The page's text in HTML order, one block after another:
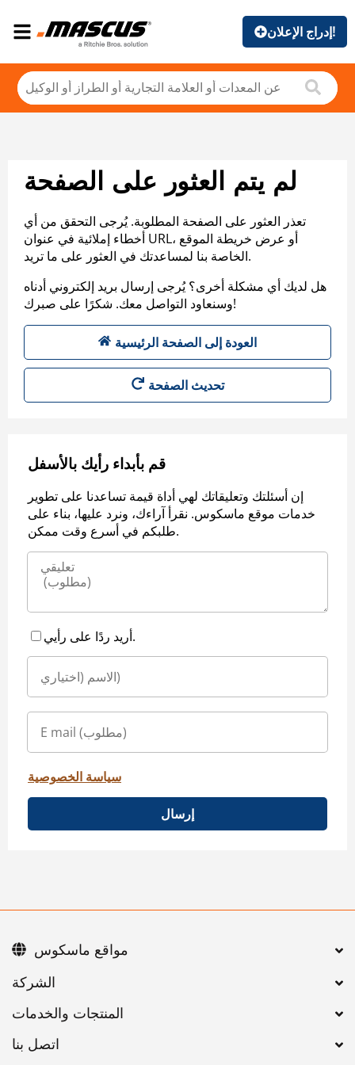
إدراج الإعلان!
لم يتم العثور على الصفحة
تعذر العثور على الصفحة المطلوبة. يُرجى التحقق من أي
أخطاء إملائية في عنوان URL، أو عرض خريطة الموقع
الخاصة بنا لمساعدتك في العثور على ما تريد.
هل لديك أي مشكلة أخرى؟ يُرجى إرسال بريد إلكتروني أدناه
وسنعاود التواصل معك. شكرًا على صبرك!
العودة إلى الصفحة الرئيسية
تحديث الصفحة
قم بأبداء رأيك بالأسفل
إن أسئلتك وتعليقاتك لهي أداة قيمة تساعدنا على تطوير
خدمات موقع ماسكوس. نقرأ آراءك، ونرد عليها، بناء على
طلبكم في أسرع وقت ممكن.
أريد ردًا على رأيي.
سياسة الخصوصية
إرسال
اتصل بنا
مواقع ماسكوس